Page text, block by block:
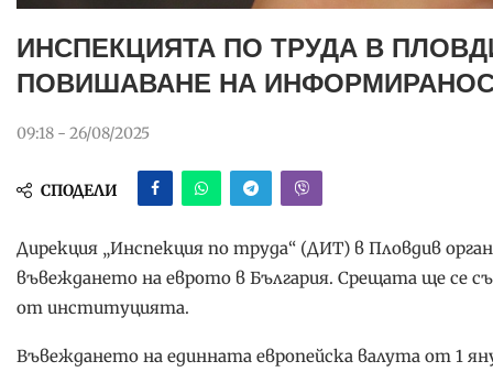
ИНСПЕКЦИЯТА ПО ТРУДА В
ПОВИШАВАНЕ НА
09:18 - 26/08/2025
СПОДЕЛИ
Дирекция „Инспекция по труда“ (ДИТ) в Пловдив
въвеждането на еврото в България. Срещата ще се
от институцията.
Въвеждането на единната европейска валута от 1